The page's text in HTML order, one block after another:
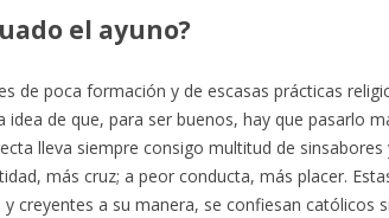
el ayuno?
de poca formación y de escasas prácticas
idea de que, para ser buenos, hay que pasarlo
lleva siempre consigo multitud de sinsabores
más cruz; a peor conducta, más placer.
y creyentes a su manera, se confiesan católicos